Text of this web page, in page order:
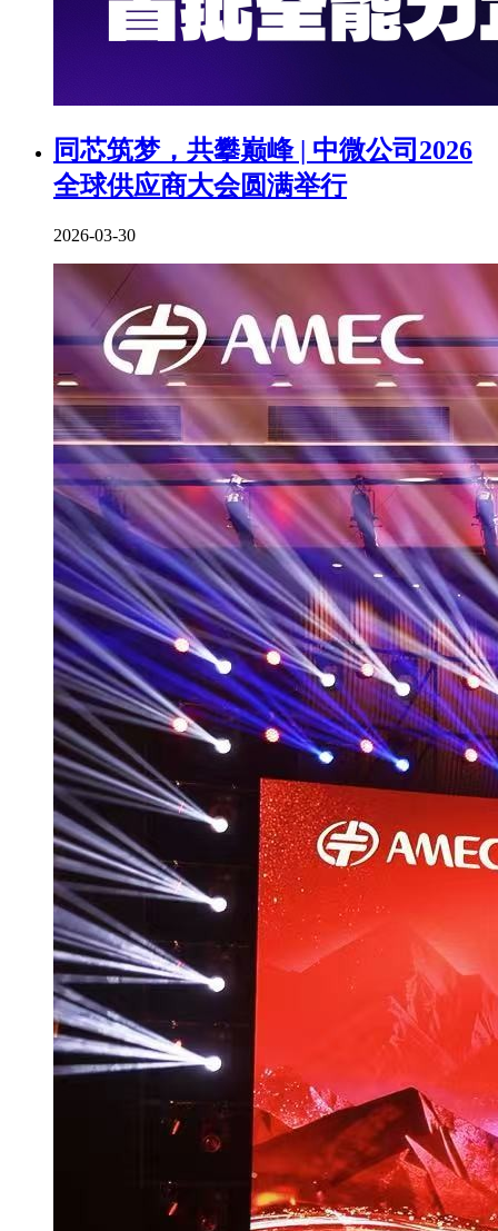
同芯筑梦，共攀巅峰 | 中微公司2026
全球供应商大会圆满举行
2026-03-30